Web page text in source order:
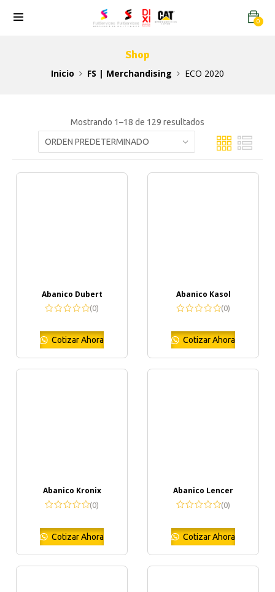
0
Shop
Inicio FS | Merchandising ECO 2020
Mostrando 1–18 de 129 resultados
Abanico Dubert
(0)
Cotizar Ahora
Abanico Kasol
(0)
Cotizar Ahora
Abanico Kronix
(0)
Cotizar Ahora
Abanico Lencer
(0)
Cotizar Ahora